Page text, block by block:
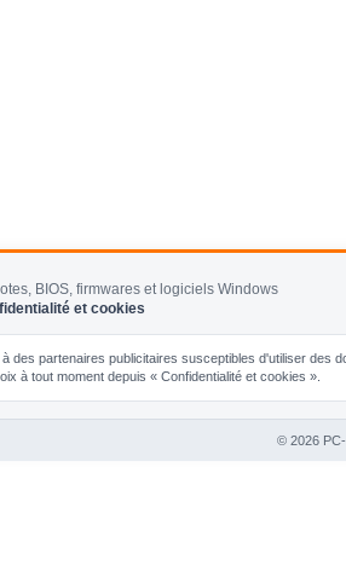
BIOS, firmwares et logiciels Windows
et cookies
à des partenaires publicitaires susceptibles d'utiliser
à tout moment depuis « Confidentialité et cookies ».
© 2026